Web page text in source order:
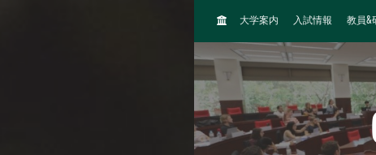
H
M
大学案内 入試情報 教員&